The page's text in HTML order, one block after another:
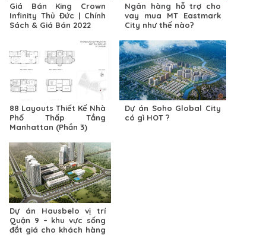
Giá Bán King Crown
Infinity Thủ Đức | Chính
Sách & Giá Bán 2022
Ngân hàng hỗ trợ cho
vay mua MT Eastmark
City như thế nào?
88 Layouts Thiết Kế Nhà
Phố Thấp Tầng
Manhattan (Phần 3)
Dự án Soho Global City
có gì HOT ?
Dự án Hausbelo vị trí
Quận 9 – khu vực sống
đắt giá cho khách hàng